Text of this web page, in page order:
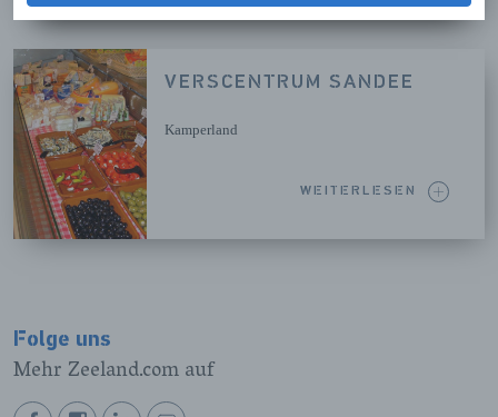
VERSCENTRUM SANDEE
Kamperland
WEITERLESEN
Folge uns
Mehr Zeeland.com auf